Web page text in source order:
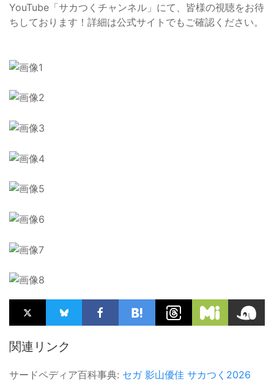
YouTube「サカつくチャンネル」にて、皆様の視聴をお待
ちしております！詳細は公式サイトでもご確認ください。
関連リンク
サードペディア百科事典: セガ 影山優佳 サカつく2026